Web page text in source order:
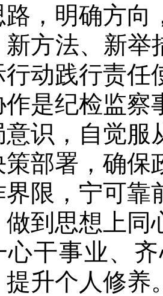
路，明确方向
新方法、新举
行动践行责任
作是纪检监察
意识，自觉服
策部署，确保
界限，宁可靠
做到思想上同
心干事业、
提升个人修养